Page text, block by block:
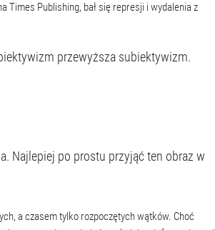
Times Publishing, bał się represji i wydalenia z
przewyższa subiektywizm.
Najlepiej po prostu przyjąć ten obraz w
a czasem tylko rozpoczętych wątków. Choć